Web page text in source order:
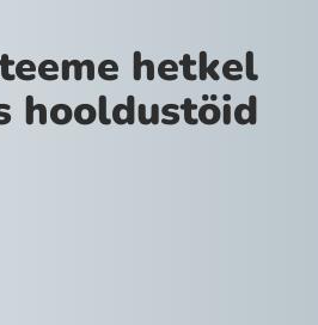
hetkel
hooldustöid